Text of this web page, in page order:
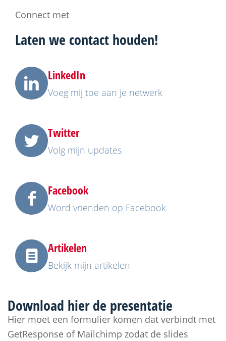
Connect met
Laten we contact houden!
LinkedIn
Voeg mij toe aan je netwerk
Twitter
Volg mijn updates
Facebook
Word vrienden op Facebook
Artikelen
Bekijk mijn artikelen
Download hier de presentatie
Hier moet een formulier komen dat verbindt met
GetResponse of Mailchimp zodat de slides